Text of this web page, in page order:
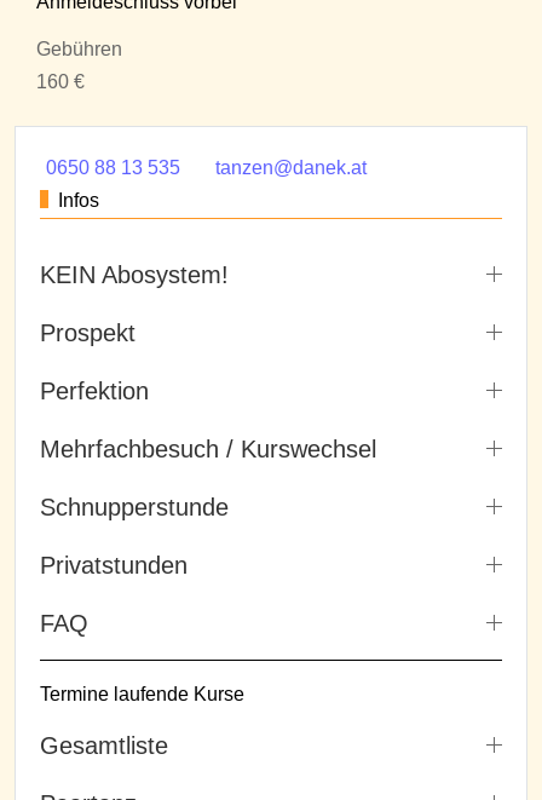
Gebühren
160 €
0650 88 13 535
tanzen@danek.at
Infos
KEIN Abosystem!
Prospekt
Perfektion
Mehrfachbesuch / Kurswechsel
Schnupperstunde
Privatstunden
FAQ
Termine laufende Kurse
Gesamtliste